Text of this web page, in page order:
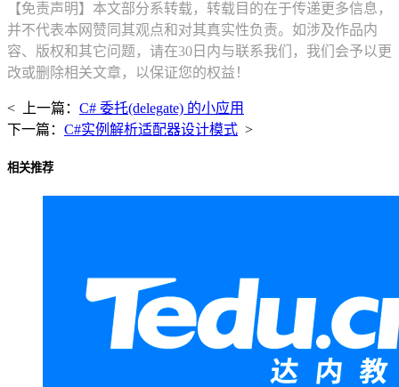
【免责声明】本文部分系转载，转载目的在于传递更多信息，
并不代表本网赞同其观点和对其真实性负责。如涉及作品内
容、版权和其它问题，请在30日内与联系我们，我们会予以更
改或删除相关文章，以保证您的权益！
< 上一篇： C# 委托(delegate) 的小应用
下一篇： C#实例解析适配器设计模式 >
相关推荐